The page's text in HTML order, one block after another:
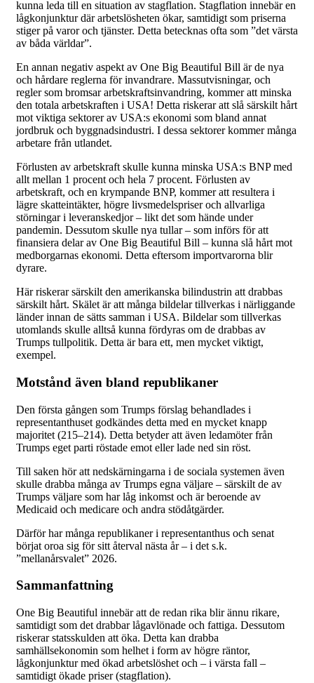
kunna leda till en situation av stagflation. Stagflation innebär en
lågkonjunktur där arbetslösheten ökar, samtidigt som priserna
stiger på varor och tjänster. Detta betecknas ofta som ”det värsta
av båda världar”.
En annan negativ aspekt av One Big Beautiful Bill är de nya
och hårdare reglerna för invandrare. Massutvisningar, och
regler som bromsar arbetskraftsinvandring, kommer att minska
den totala arbetskraften i USA! Detta riskerar att slå särskilt hårt
mot viktiga sektorer av USA:s ekonomi som bland annat
jordbruk och byggnadsindustri. I dessa sektorer kommer många
arbetare från utlandet.
Förlusten av arbetskraft skulle kunna minska USA:s BNP med
allt mellan 1 procent och hela 7 procent. Förlusten av
arbetskraft, och en krympande BNP, kommer att resultera i
lägre skatteintäkter, högre livsmedelspriser och allvarliga
störningar i leveranskedjor – likt det som hände under
pandemin. Dessutom skulle nya tullar – som införs för att
finansiera delar av One Big Beautiful Bill – kunna slå hårt mot
medborgarnas ekonomi. Detta eftersom importvarorna blir
dyrare.
Här riskerar särskilt den amerikanska bilindustrin att drabbas
särskilt hårt. Skälet är att många bildelar tillverkas i närliggande
länder innan de sätts samman i USA. Bildelar som tillverkas
utomlands skulle alltså kunna fördyras om de drabbas av
Trumps tullpolitik. Detta är bara ett, men mycket viktigt,
exempel.
Motstånd även bland republikaner
Den första gången som Trumps förslag behandlades i
representanthuset godkändes detta med en mycket knapp
majoritet (215–214). Detta betyder att även ledamöter från
Trumps eget parti röstade emot eller lade ned sin röst.
Till saken hör att nedskärningarna i de sociala systemen även
skulle drabba många av Trumps egna väljare – särskilt de av
Trumps väljare som har låg inkomst och är beroende av
Medicaid och medicare och andra stödåtgärder.
Därför har många republikaner i representanthus och senat
börjat oroa sig för sitt återval nästa år – i det s.k.
”mellanårsvalet” 2026.
Sammanfattning
One Big Beautiful innebär att de redan rika blir ännu rikare,
samtidigt som det drabbar lågavlönade och fattiga. Dessutom
riskerar statsskulden att öka. Detta kan drabba
samhällsekonomin som helhet i form av högre räntor,
lågkonjunktur med ökad arbetslöshet och – i värsta fall –
samtidigt ökade priser (stagflation).